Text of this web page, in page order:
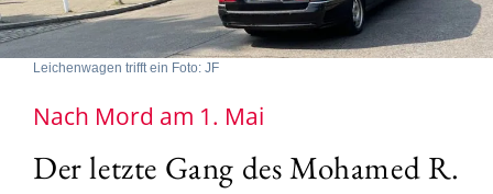
Leichenwagen trifft ein Foto: JF
Nach Mord am 1. Mai
Der letzte Gang des Mohamed R.